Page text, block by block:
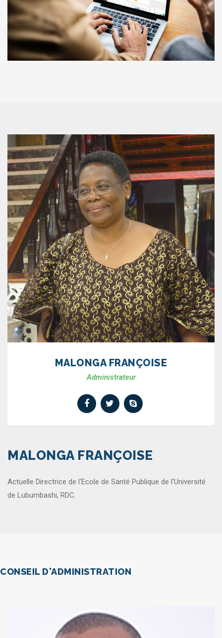
MALONGA FRANÇOISE
Administrateur
MALONGA FRANÇOISE
Actuelle Directrice de l'Ecole de Santé Publique de l'Université
de Lubumbashi, RDC.
CONSEIL D'ADMINISTRATION